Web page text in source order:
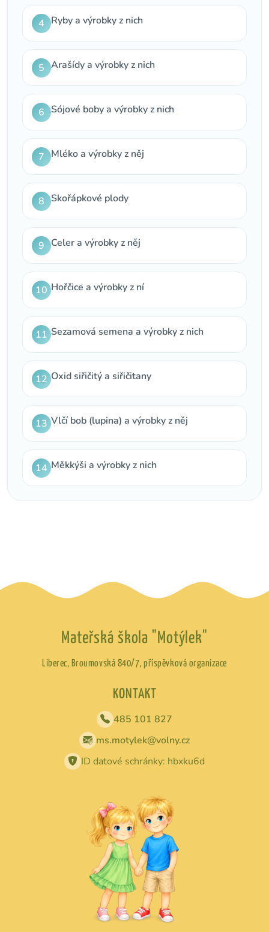
4 Ryby a výrobky z nich
5 Arašídy a výrobky z nich
6 Sójové boby a výrobky z nich
7 Mléko a výrobky z něj
8 Skořápkové plody
9 Celer a výrobky z něj
10 Hořčice a výrobky z ní
11 Sezamová semena a výrobky z nich
12 Oxid siřičitý a siřičitany
13 Vlčí bob (lupina) a výrobky z něj
14 Měkkýši a výrobky z nich
Mateřská škola "Motýlek"
Liberec, Broumovská 840/7, příspěvková organizace
KONTAKT
485 101 827
ms.motylek@volny.cz
ID datové schránky: hbxku6d